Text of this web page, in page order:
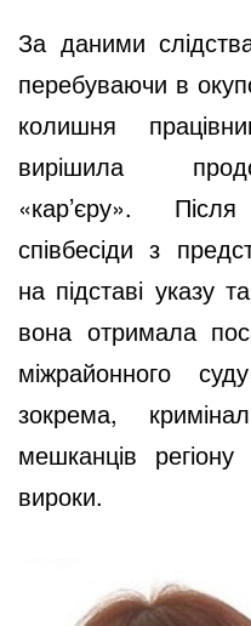
За даними
перебуваючи в
колишня
вирішила
«кар’єру».
співбесіди з
на підставі указу
вона отримала
міжрайонного
зокрема,
мешканців
вироки.